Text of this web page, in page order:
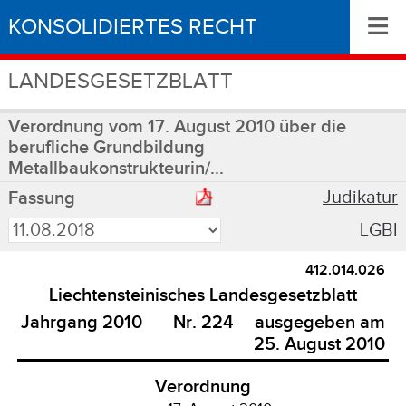
KONSOLIDIERTES RECHT
LANDESGESETZBLATT
≡
Verordnung vom 17. August 2010 über die
berufliche Grundbildung
Metallbaukonstrukteurin/...
Fassung
Judikatur
LGBl